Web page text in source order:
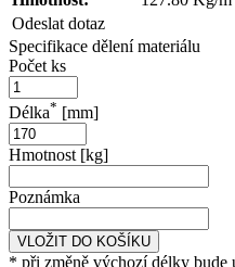
Odeslat dotaz
Specifikace dělení materiálu
Počet ks
Délka* [mm]
Hmotnost [kg]
Poznámka
VLOŽIT DO KOŠÍKU
* při změně výchozí délky bude